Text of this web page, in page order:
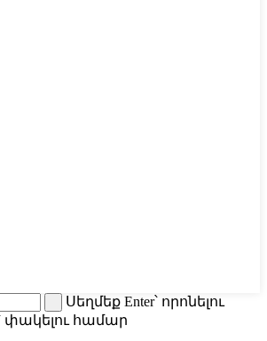
Սեղմեք Enter՝ որոնելու
փակելու համար